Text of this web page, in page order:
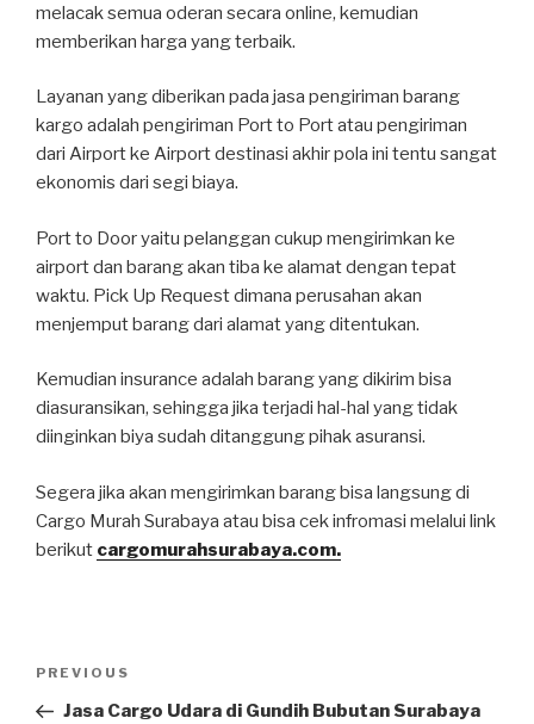
melacak semua oderan secara online, kemudian
memberikan harga yang terbaik.
Layanan yang diberikan pada jasa pengiriman barang
kargo adalah pengiriman Port to Port atau pengiriman
dari Airport ke Airport destinasi akhir pola ini tentu sangat
ekonomis dari segi biaya.
Port to Door yaitu pelanggan cukup mengirimkan ke
airport dan barang akan tiba ke alamat dengan tepat
waktu. Pick Up Request dimana perusahan akan
menjemput barang dari alamat yang ditentukan.
Kemudian insurance adalah barang yang dikirim bisa
diasuransikan, sehingga jika terjadi hal-hal yang tidak
diinginkan biya sudah ditanggung pihak asuransi.
Segera jika akan mengirimkan barang bisa langsung di
Cargo Murah Surabaya atau bisa cek infromasi melalui link
berikut cargomurahsurabaya.com.
PREVIOUS
Jasa Cargo Udara di Gundih Bubutan Surabaya